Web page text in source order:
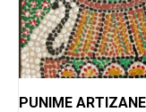
PUNIME